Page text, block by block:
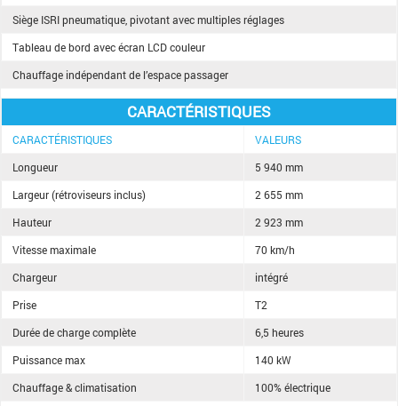
Siège ISRI pneumatique, pivotant avec multiples réglages
Tableau de bord avec écran LCD couleur
Chauffage indépendant de l’espace passager
CARACTÉRISTIQUES
CARACTÉRISTIQUES
VALEURS
Longueur
5 940 mm
Largeur (rétroviseurs inclus)
2 655 mm
Hauteur
2 923 mm
Vitesse maximale
70 km/h
Chargeur
intégré
Prise
T2
Durée de charge complète
6,5 heures
Puissance max
140 kW
Chauffage & climatisation
100% électrique